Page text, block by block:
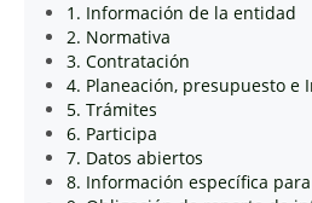
1. Información de la entidad
2. Normativa
3. Contratación
4. Planeación, presupuesto e
5. Trámites
6. Participa
7. Datos abiertos
8. Información específica